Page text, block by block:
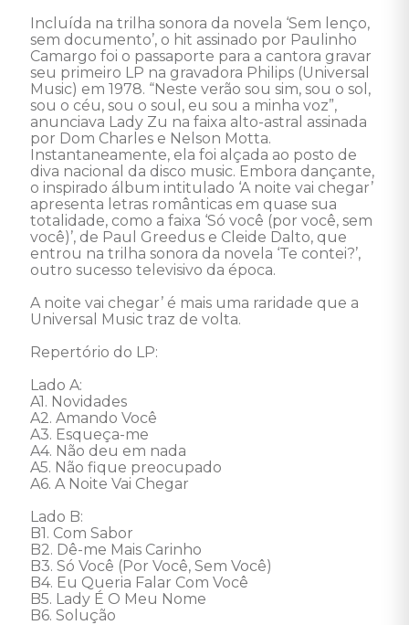
Incluída na trilha sonora da novela ‘Sem lenço,
sem documento’, o hit assinado por Paulinho
Camargo foi o passaporte para a cantora gravar
seu primeiro LP na gravadora Philips (Universal
Music) em 1978. “Neste verão sou sim, sou o sol,
sou o céu, sou o soul, eu sou a minha voz”,
anunciava Lady Zu na faixa alto-astral assinada
por Dom Charles e Nelson Motta.
Instantaneamente, ela foi alçada ao posto de
diva nacional da disco music. Embora dançante,
o inspirado álbum intitulado ‘A noite vai chegar’
apresenta letras românticas em quase sua
totalidade, como a faixa ‘Só você (por você, sem
você)’, de Paul Greedus e Cleide Dalto, que
entrou na trilha sonora da novela ‘Te contei?’,
outro sucesso televisivo da época.
A noite vai chegar’ é mais uma raridade que a
Universal Music traz de volta.
Repertório do LP:
Lado A:
A1. Novidades
A2. Amando Você
A3. Esqueça-me
A4. Não deu em nada
A5. Não fique preocupado
A6. A Noite Vai Chegar
Lado B:
B1. Com Sabor
B2. Dê-me Mais Carinho
B3. Só Você (Por Você, Sem Você)
B4. Eu Queria Falar Com Você
B5. Lady É O Meu Nome
B6. Solução